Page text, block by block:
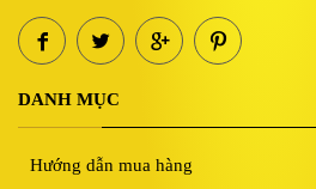
DANH MỤC
Hướng dẫn mua hàng